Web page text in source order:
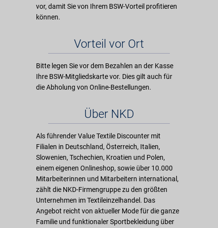
vor, damit Sie von Ihrem BSW-Vorteil profitieren
können.
Vorteil vor Ort
Bitte legen Sie vor dem Bezahlen an der Kasse
Ihre BSW-Mitgliedskarte vor. Dies gilt auch für
die Abholung von Online-Bestellungen.
Über NKD
Als führender Value Textile Discounter mit
Filialen in Deutschland, Österreich, Italien,
Slowenien, Tschechien, Kroatien und Polen,
einem eigenen Onlineshop, sowie über 10.000
Mitarbeiterinnen und Mitarbeitern international,
zählt die NKD-Firmengruppe zu den größten
Unternehmen im Textileinzelhandel. Das
Angebot reicht von aktueller Mode für die ganze
Familie und funktionaler Sportbekleidung über